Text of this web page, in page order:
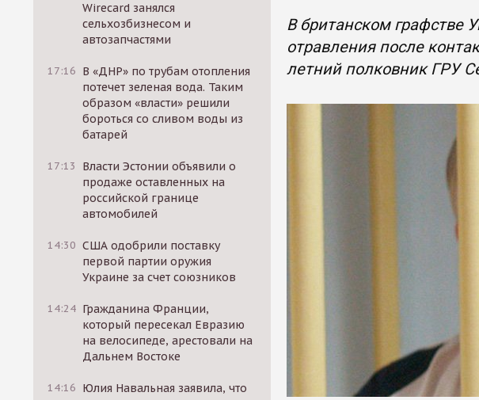
Wirecard занялся
сельхозбизнесом и
автозапчастями
17:16 В «ДНР» по трубам отопления
потечет зеленая вода. Таким
образом «власти» решили
бороться со сливом воды из
батарей
17:13
Власти Эстонии объявили о
продаже оставленных на
российской границе
автомобилей
14:30 США одобрили поставку
первой партии оружия
Украине за счет союзников
14:24 Гражданина Франции,
который пересекал Евразию
на велосипеде, арестовали на
Дальнем Востоке
14:16 Юлия Навальная заявила, что
В британском графстве
отравления после
летний полковник ГРУ